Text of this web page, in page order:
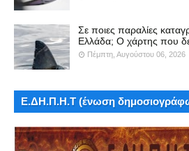
Σε ποιες παραλίες
Ελλάδα; Ο χάρτης που
Πέμπτη, Αυγούστου 06, 2026
Ε.ΔΗ.Π.Η.Τ (ένωση